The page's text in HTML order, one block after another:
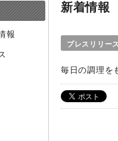
新着情報
プレスリリース
毎日の調理を
報